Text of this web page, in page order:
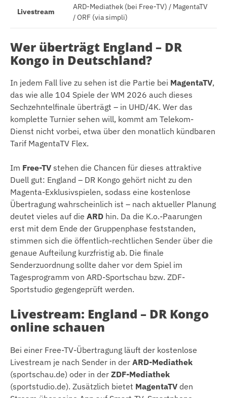
Livestream
ARD-Mediathek (bei Free-TV) / MagentaTV
/ ORF (via simpli)
Wer überträgt England – DR
Kongo in Deutschland?
In jedem Fall live zu sehen ist die Partie bei MagentaTV,
das wie alle 104 Spiele der WM 2026 auch dieses
Sechzehntelfinale überträgt – in UHD/4K. Wer das
komplette Turnier sehen will, kommt am Telekom-
Dienst nicht vorbei, etwa über den monatlich kündbaren
Tarif MagentaTV Flex.
Im Free-TV stehen die Chancen für dieses attraktive
Duell gut: England – DR Kongo gehört nicht zu den
Magenta-Exklusivspielen, sodass eine kostenlose
Übertragung wahrscheinlich ist – nach aktueller Planung
deutet vieles auf die ARD hin. Da die K.o.-Paarungen
erst mit dem Ende der Gruppenphase feststanden,
stimmen sich die öffentlich-rechtlichen Sender über die
genaue Aufteilung kurzfristig ab. Die finale
Senderzuordnung sollte daher vor dem Spiel im
Tagesprogramm von ARD-Sportschau bzw. ZDF-
Sportstudio gegengeprüft werden.
Livestream: England – DR Kongo
online schauen
Bei einer Free-TV-Übertragung läuft der kostenlose
Livestream je nach Sender in der ARD-Mediathek
(sportschau.de) oder in der ZDF-Mediathek
(sportstudio.de). Zusätzlich bietet MagentaTV den